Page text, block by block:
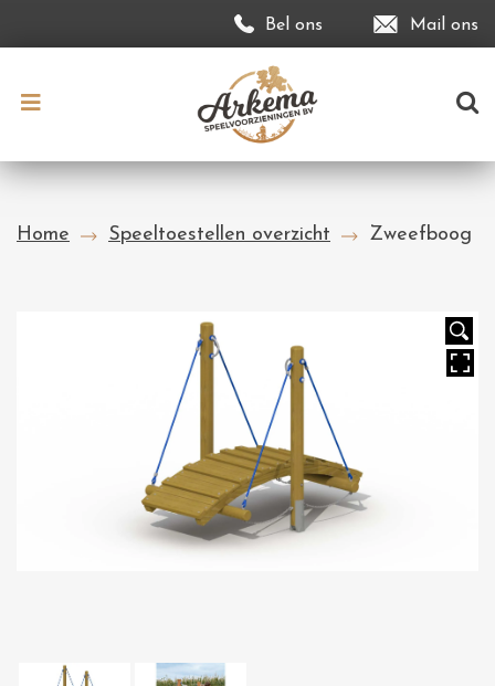
Bel ons Mail ons
Home Speeltoestellen overzicht Zweefboog